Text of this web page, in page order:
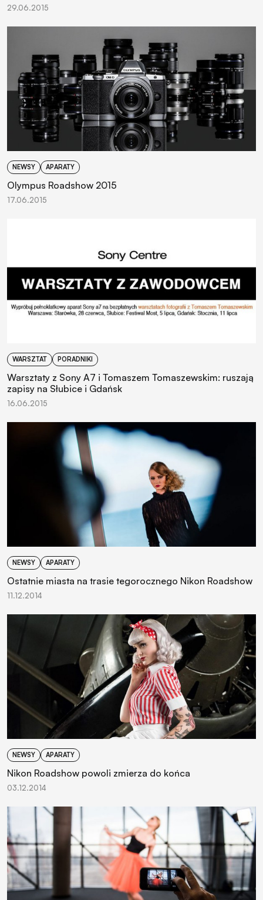
29.06.2015
NEWSY APARATY
Olympus Roadshow 2015
17.06.2015
WARSZTAT PORADNIKI
Warsztaty z Sony A7 i Tomaszem Tomaszewskim: ruszają
zapisy na Słubice i Gdańsk
16.06.2015
NEWSY APARATY
Ostatnie miasta na trasie tegorocznego Nikon Roadshow
11.12.2014
NEWSY APARATY
Nikon Roadshow powoli zmierza do końca
03.12.2014